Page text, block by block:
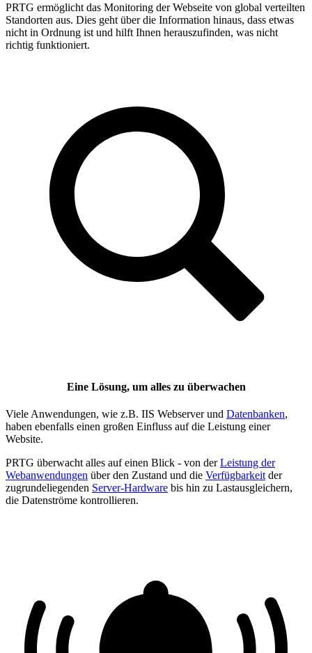
PRTG ermöglicht das Monitoring der Webseite von global verteilten
Standorten aus. Dies geht über die Information hinaus, dass etwas
nicht in Ordnung ist und hilft Ihnen herauszufinden, was nicht
richtig funktioniert.
Eine Lösung, um alles zu überwachen
Viele Anwendungen, wie z.B. IIS Webserver und Datenbanken,
haben ebenfalls einen großen Einfluss auf die Leistung einer
Website.
PRTG überwacht alles auf einen Blick - von derLeistung der
Webanwendungen über den Zustand und die Verfügbarkeit der
zugrundeliegenden Server-Hardware bis hin zu Lastausgleichern,
die Datenströme kontrollieren.